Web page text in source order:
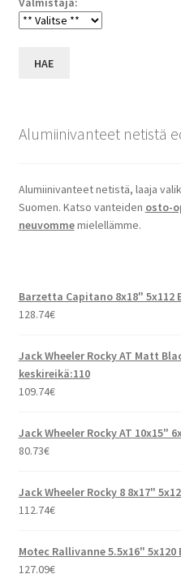
HAE
Alumiinivanteet netistä
Alumiinivanteet netistä, laaja
Suomen. Katso vanteiden osto-
neuvommemielellämme.
Barzetta Capitano 8x18" 5x112
128.74€
Jack Wheeler Rocky AT Matt
keskireikä:110
109.74€
Jack Wheeler Rocky AT 10x15"
80.73€
Jack Wheeler Rocky 8 8x17"
112.74€
Motec Rallivanne 5.5x16" 5x120
127.09€